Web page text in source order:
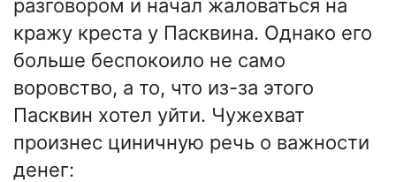
разговором и начал жаловаться на
кражу креста у Пасквина. Однако его
больше беспокоило не само
воровство, а то, что из-за этого
Пасквин хотел уйти. Чужехват
произнес циничную речь о важности
денег: